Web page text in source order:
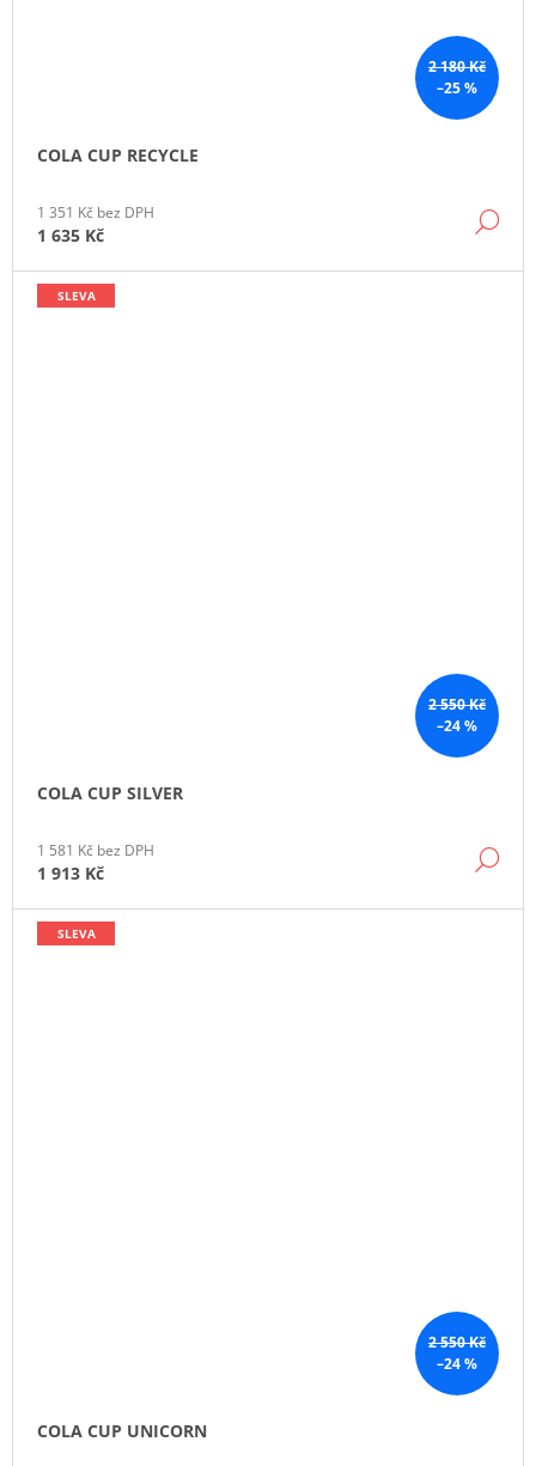
2 180 Kč
–25 %
COLA CUP RECYCLE
1 351 Kč bez DPH
1 635 Kč
2 550 Kč
–24 %
SLEVA
COLA CUP SILVER
1 581 Kč bez DPH
1 913 Kč
2 550 Kč
–24 %
SLEVA
COLA CUP UNICORN